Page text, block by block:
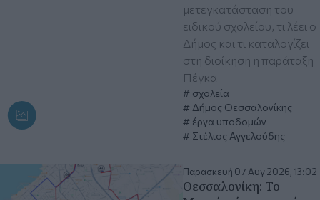
μετεγκατάσταση του
ειδικού σχολείου, τι λέει ο
Δήμος και τι καταλογίζει
στη διοίκηση η παράταξη
Πέγκα
σχολεία
Δήμος Θεσσαλονίκης
έργα υποδομών
Στέλιος Αγγελούδης
Παρασκευή 07 Αυγ 2026, 13:02
Θεσσαλονίκη: Το